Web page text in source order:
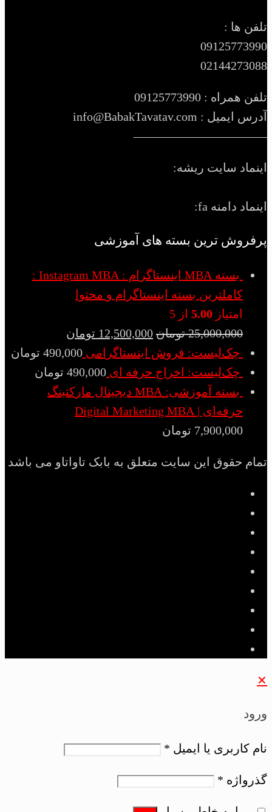
تلفن ها :
09125773990
02144273088
تلفن همراه : 09125773990
آدرس ایمیل : info@BabakTavatav.com
———————————
اینماد سایت ریشه:
اینماد دامنه fa:
پرفروش ترین بسته های آموزشی
بسته MBA اینستاگرام : Instagram MBA :
کاملترین بسته اینستاگرام و محتوا
امتیاز 5.00 از 5
25,000,000 تومان 12,500,000 تومان
چک‌لیست: فروش اینستاگرامی 490,000 تومان
چک‌لیست: اخراج حرفه ای 490,000 تومان
بسته آموزشی: MBA دیجیتال مارکتینگ
حرفه‌ای | Digital Marketing MBA
7,900,000 تومان
تمام حقوق این سایت متعلق به بابک تاواتاو می باشد
✕
ورود
نام کاربری یا ایمیل *
گذرواژه *